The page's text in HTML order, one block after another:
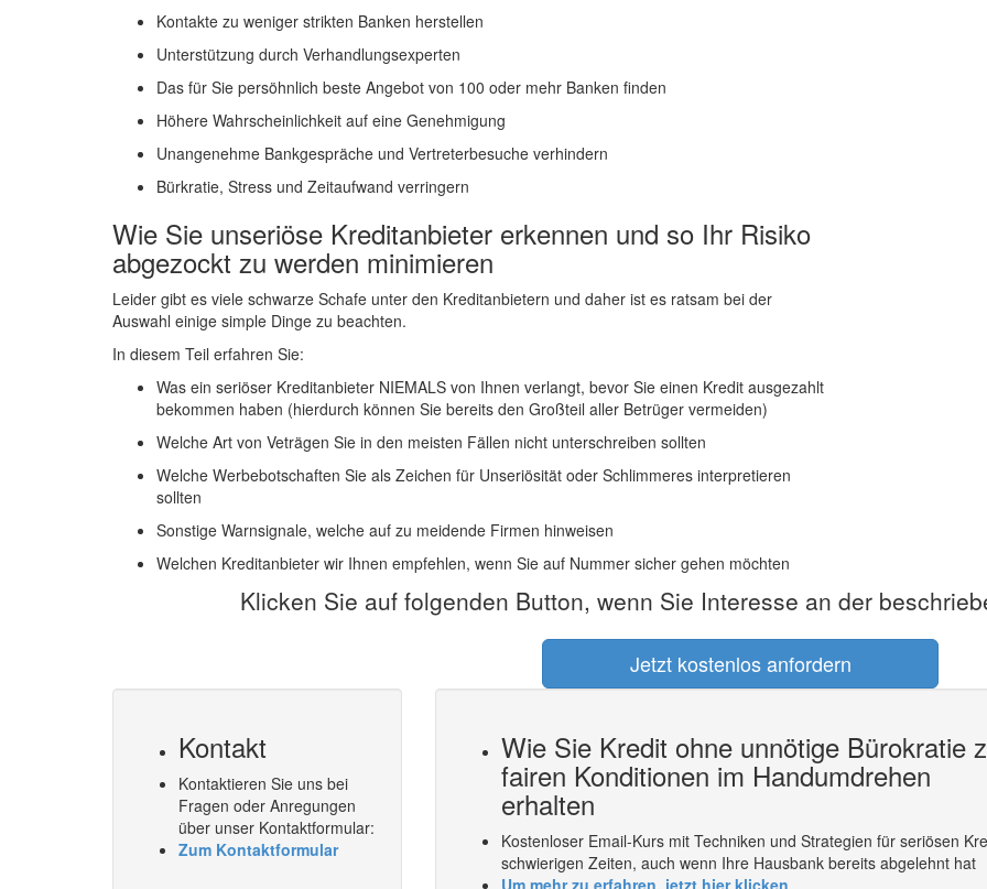
Kontakte zu weniger strikten Banken herstellen
Unterstützung durch Verhandlungsexperten
Das für Sie persöhnlich beste Angebot von 100 oder mehr Banken finden
Höhere Wahrscheinlichkeit auf eine Genehmigung
Unangenehme Bankgespräche und Vertreterbesuche verhindern
Bürkratie, Stress und Zeitaufwand verringern
Wie Sie unseriöse Kreditanbieter erkennen und so Ihr Risiko
abgezockt zu werden minimieren
Leider gibt es viele schwarze Schafe unter den Kreditanbietern und daher ist es ratsam bei der
Auswahl einige simple Dinge zu beachten.
In diesem Teil erfahren Sie:
Was ein seriöser Kreditanbieter NIEMALS von Ihnen verlangt, bevor Sie einen Kredit ausgezahlt
bekommen haben (hierdurch können Sie bereits den Großteil aller Betrüger vermeiden)
Welche Art von Veträgen Sie in den meisten Fällen nicht unterschreiben sollten
Welche Werbebotschaften Sie als Zeichen für Unseriösität oder Schlimmeres interpretieren
sollten
Sonstige Warnsignale, welche auf zu meidende Firmen hinweisen
Welchen Kreditanbieter wir Ihnen empfehlen, wenn Sie auf Nummer sicher gehen möchten
Klicken Sie auf folgenden Button, wenn Sie Interesse an der
Jetzt kostenlos anfordern
Kontakt
Kontaktieren Sie uns bei
Fragen oder Anregungen
über unser Kontaktformular:
Zum Kontaktformular
Wie Sie Kredit ohne unnötige Bürokratie
fairen Konditionen im Handumdrehen
erhalten
Kostenloser Email-Kurs mit Techniken und Strategien für seriösen
schwierigen Zeiten, auch wenn Ihre Hausbank bereits abgelehnt hat
Um mehr zu erfahren, jetzt hier klicken